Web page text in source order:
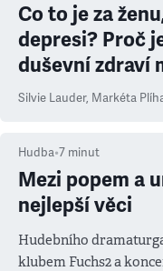
Co to je za
depresi? Proč
duševní zdraví
Silvie Lauder, Markéta
Hudba•7 minut
Mezi popem a
nejlepší věci
Hudebního
klubem Fuchs2 a